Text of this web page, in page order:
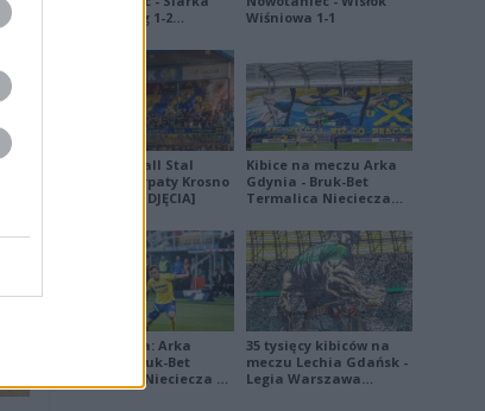
Tarnobrzeg 1-2
Wiśniowa 1-1
Derby Ekoball Stal
Sanok - Karpaty Krosno
na remis [ZDJĘCIA]
Kibice na meczu Arka
Gdynia - Bruk-Bet
Termalica Nieciecza
Ekstraklasa: Arka
Gdynia - Bruk-Bet
Termalica Nieciecza 2-
3 [ZDJĘCIA]
35 tysięcy kibiców na
meczu Lechia Gdańsk -
Legia Warszawa